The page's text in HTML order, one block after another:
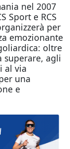
nel 2007
Sport e RCS
per
emozionante
oltre
superare, agli
al via
una
e